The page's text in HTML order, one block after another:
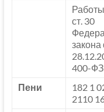
Работы
ст. 30
закона
400-ФЗ
Пени
182 1
2110